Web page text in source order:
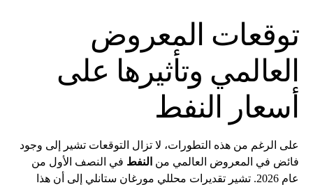
توقعات المعروض
العالمي وتأثيرها على
أسعار النفط
على الرغم من هذه التطورات، لا تزال التوقعات تشير إلى وجود
فائض في المعروض العالمي من النفط في النصف الأول من
عام 2026. تشير تقديرات محللي مورغان ستانلي إلى أن هذا